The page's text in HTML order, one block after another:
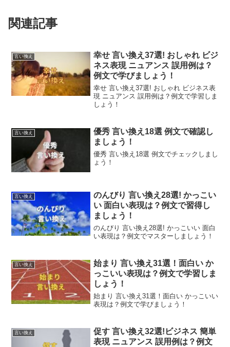
関連記事
言い換え
幸せ 言い換え37選! おしゃれ ビジ
ネス表現 ニュアンス 誤用例は？
例文で学びましょう！
幸せ 言い換え37選! おしゃれ ビジネス表
現 ニュアンス 誤用例は？例文で学習しま
しょう！
言い換え
優秀 言い換え18選 例文で確認し
ましょう！
優秀 言い換え18選 例文でチェックしまし
ょう！
言い換え
のんびり 言い換え28選! かっこい
い 面白い表現は？例文で習得し
ましょう！
のんびり 言い換え28選! かっこいい 面白
い表現は？例文でマスターしましょう！
言い換え
始まり 言い換え31選！面白い か
っこいい表現は？例文で学習しま
しょう！
始まり 言い換え31選！面白い かっこいい
表現は？例文で学びましょう！
言い換え
促す 言い換え32選!ビジネス 簡単
表現 ニュアンス 誤用例は？例文